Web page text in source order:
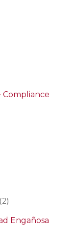
Compliance
(2)
Engañosa